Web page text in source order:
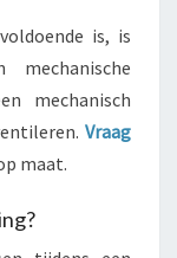
is, is
mechanisch
Vraag
maat.